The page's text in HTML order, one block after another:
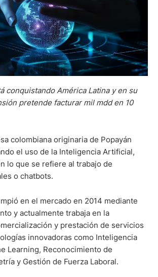
conquistando América Latina y en su
pretende facturar mil mdd en 10
colombiana originaria de Popayán
el uso de la Inteligencia Artificial,
lo que se refiere al trabajo de
o chatbots.
en el mercado en 2014 mediante
y actualmente trabaja en la
y prestación de servicios
innovadoras como Inteligencia
Learning, Reconocimiento de
y Gestión de Fuerza Laboral.